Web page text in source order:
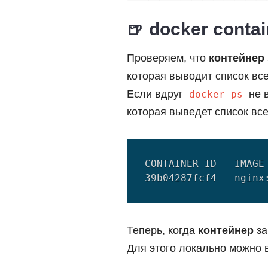
docker
Проверяем, что контейнер
которая выводит список
Если вдруг
docker ps
не
которая выведет список
CONTAINER ID
Теперь, когда контейнер
Для этого локально можно